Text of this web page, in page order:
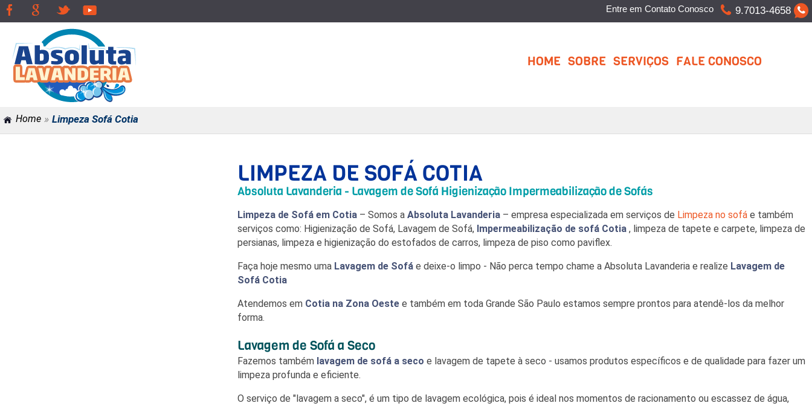
Entre em Contato Conosco 9.7013-4658
HOME SOBRE SERVIÇOS FALE CONOSCO
Home » Limpeza Sofá Cotia
LIMPEZA DE SOFÁ COTIA
Absoluta Lavanderia - Lavagem de Sofá Higienização Impermeabilização de Sofás
Limpeza de Sofá em Cotia – Somos aAbsoluta Lavanderia – empresa especializada em serviços de Limpeza no sofá e também
serviços como: Higienização de Sofá, Lavagem de Sofá, Impermeabilização de sofá Cotia , limpeza de tapete e carpete, limpeza de
persianas, limpeza e higienização do estofados de carros, limpeza de piso como paviflex.
Faça hoje mesmo uma Lavagem de Sofá e deixe-o limpo - Não perca tempo chame a Absoluta Lavanderia e realize Lavagem de
Sofá Cotia
Atendemos em Cotia na Zona Oeste e também em toda Grande São Paulo estamos sempre prontos para atendê-los da melhor
forma.
Lavagem de Sofá a Seco
Fazemos também lavagem de sofá a seco e lavagem de tapete à seco - usamos produtos específicos e de qualidade para fazer um
limpeza profunda e eficiente.
O serviço de "lavagem a seco", é um tipo de lavagem ecológica, pois é ideal nos momentos de racionamento ou escassez de água,